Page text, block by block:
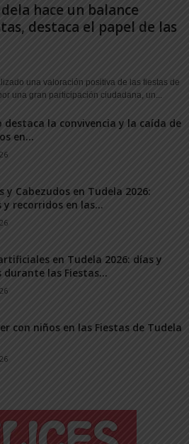
hace un balance
destaca el papel de las
una valoración positiva de las fiestas de
una gran participación ciudadana, un...
destaca la convivencia y la caída de
en...
y Cabezudos en Tudela 2026:
y recorridos en las...
en Tudela 2026: días y
durante las Fiestas...
con niños en las Fiestas de Tudela